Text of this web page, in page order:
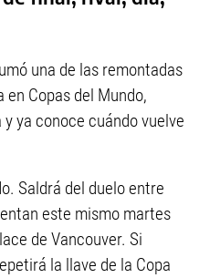
una de las remontadas
Copas del Mundo,
ya conoce cuándo vuelve
Saldrá del duelo entre
este mismo martes
de Vancouver. Si
la llave de la Copa